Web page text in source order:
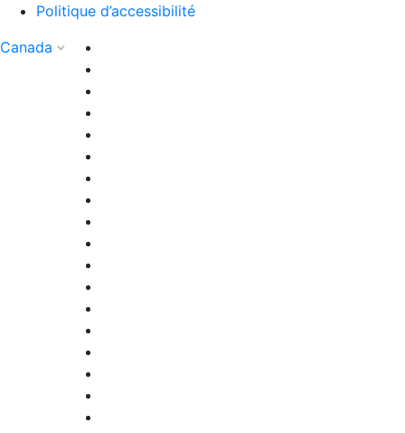
Politique d’accessibilité
Canada